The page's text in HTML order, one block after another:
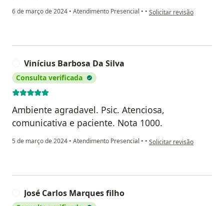
6 de março de 2024 • Atendimento Presencial • • na opinião do utilizador
Solicitar revisão
Vinícius Barbosa Da Silva
Consulta verificada
Ambiente agradavel. Psic. Atenciosa,
comunicativa e paciente. Nota 1000.
5 de março de 2024 • Atendimento Presencial • • na opinião do utilizador
Solicitar revisão
José Carlos Marques filho